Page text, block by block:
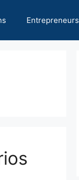
Entrepreneurs